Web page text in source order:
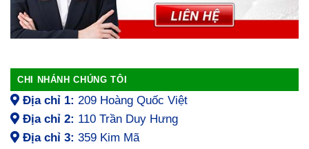
CHI NHÁNH CHÚNG TÔI
Địa chỉ 1: 209 Hoàng Quốc Việt
Địa chỉ 2: 110 Trần Duy Hưng
Địa chỉ 3: 359 Kim Mã